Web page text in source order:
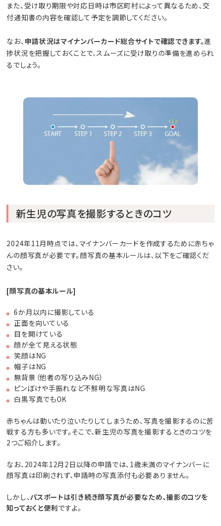
また、受け取り期限や対応日時は市区町村によって異なるため、交
付通知書の内容を確認して予定を調節してください。
なお、 申請状況はマイナンバーカード総合サイトで確認できます。進
捗状況を把握しておくことで、スムーズに受け取りの準備を進められ
るでしょう。
新生児の写真を撮影するときのコツ
2024年11月時点では、マイナンバーカードを作成するために赤ちゃ
んの顔写真が必要です。顔写真の基本ルールは、以下をご確認くだ
さい。
[顔写真の基本ルール]
6か月以内に撮影している
正面を向いている
目を開けている
顔が全て見える状態
笑顔はNG
帽子はNG
無背景（他者の写り込みNG）
ピンぼけや手振れなど不鮮明な写真はNG
白黒写真でもOK
赤ちゃんは動いたり泣いたりしてしまうため、写真を撮影するのに苦
戦する方も多いです。そこで、新生児の写真を撮影するときのコツを
2つご紹介します。
なお、2024年12月2日以降の申請では、1歳未満のマイナンバーに
顔写真は印刷されず、申請時の写真添付も必要ありません。
しかし、 パスポートは引き続き顔写真が必要なため、撮影のコツを
知っておくと便利ですよ。